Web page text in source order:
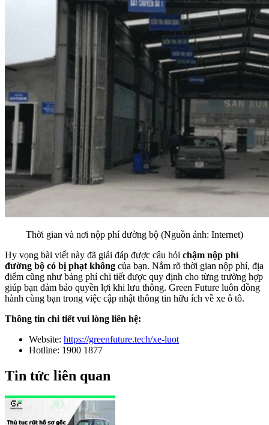
Thời gian và nơi nộp phí đường bộ (Nguồn ảnh: Internet)
Hy vọng bài viết này đã giải đáp được câu hỏi chậm nộp phí
đường bộ có bị phạt không của bạn. Nắm rõ thời gian nộp phí, địa
điểm cũng như bảng phí chi tiết được quy định cho từng trường hợp
giúp bạn đảm bảo quyền lợi khi lưu thông. Green Future luôn đồng
hành cùng bạn trong việc cập nhật thông tin hữu ích về xe ô tô.
Thông tin chi tiết vui lòng liên hệ:
Website: https://greenfuture.tech/xe-luot
Hotline: 1900 1877
Tin tức liên quan